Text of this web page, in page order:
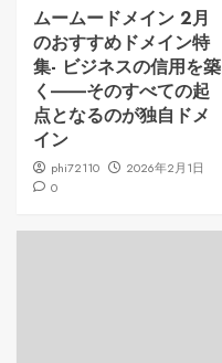
ムームードメイン 2月
のおすすめドメイン特
集- ビジネスの信用を築
く――そのすべての起
点となるのが独自ドメ
イン
phi72110
2026年2月1日
0